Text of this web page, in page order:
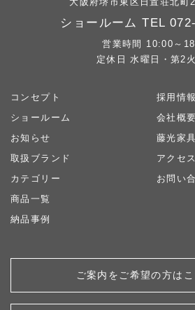
ショールーム TEL
営業時間 10:00～
定休日 水曜日・第2
コンセプト
ショールーム
お知らせ
取扱ブランド
カテゴリー
商品一覧
納品事例
採用情報
会社概要
藤光家
アクセス
お問い
ご案内をご希望の方は